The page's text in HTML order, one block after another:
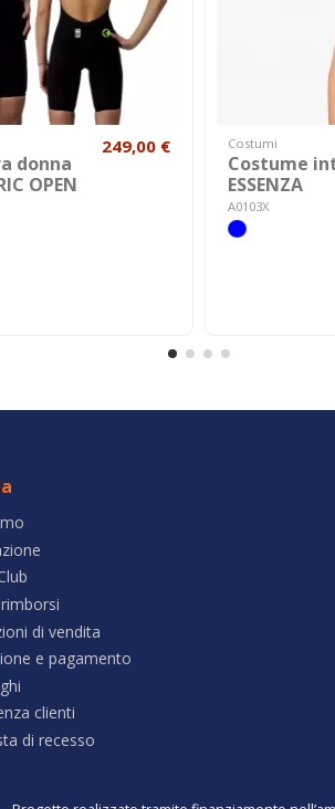
donna
OPEN
249,00 € Costumi
Costume
ESSENZA
A0103X
di vendita
e pagamento
clienti
di recesso